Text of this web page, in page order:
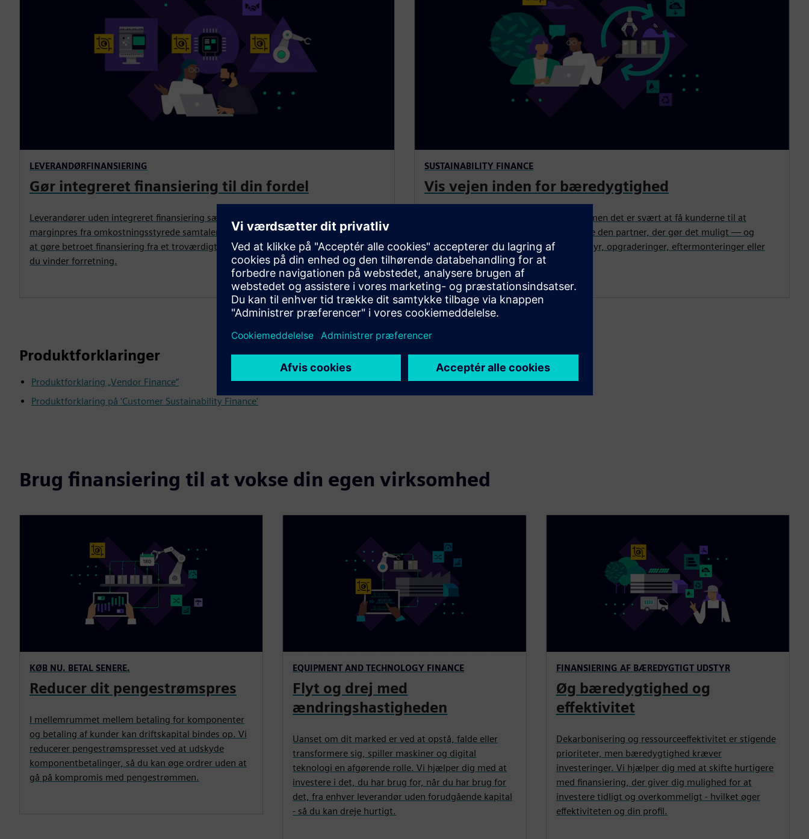
LEVERANDØRFINANSIERING
Gør integreret finansiering til din fordel
Leverandører uden integreret finansiering sælger op til 20% mindre og står over for
marginpres fra omkostningsstyrede samtaler. Vi hjælper dig med at sælge mere ved
at gøre betroet finansiering fra et troværdigt industrielt navn til en del af, hvordan
du vinder forretning.
SUSTAINABILITY FINANCE
Vis vejen inden for bæredygtighed
Sustainability er en voksende prioritet, men det er svært at få kunderne til at
investere nu. Vi hjælper dig med at være den partner, der gør det muligt — og
tilbyder finansiering til lavemissionsudstyr, opgraderinger, eftermonteringer eller
renoveringssalg.
Produktforklaringer
Produktforklaring „Vendor Finance“
Produktforklaring på 'Customer Sustainability Finance'
Brug finansiering til at vokse din egen virksomhed
KØB NU. BETAL SENERE.
Reducer dit pengestrømspres
I mellemrummet mellem betaling for komponenter
og betaling af kunder kan driftskapital bindes op. Vi
reducerer pengestrømspresset ved at udskyde
komponentbetalinger, så du kan øge ordrer uden at
gå på kompromis med pengestrømmen.
EQUIPMENT AND TECHNOLOGY FINANCE
Flyt og drej med
ændringshastigheden
Uanset om dit marked er ved at opstå, falde eller
transformere sig, spiller maskiner og digital
teknologi en afgørende rolle. Vi hjælper dig med at
investere i det, du har brug for, når du har brug for
det, fra enhver leverandør uden forudgående kapital
- så du kan dreje hurtigt.
FINANSIERING AF BÆREDYGTIGT UDSTYR
Øg bæredygtighed og
effektivitet
Dekarbonisering og ressourceeffektivitet er stigende
prioriteter, men bæredygtighed kræver
investeringer. Vi hjælper dig med at skifte hurtigere
med finansiering, der giver dig mulighed for at
investere tidligt og overkommeligt - hvilket øger
effektiviteten og din profil.